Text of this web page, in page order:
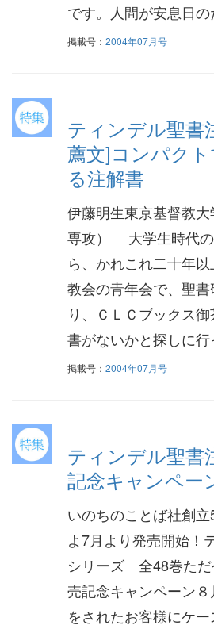
です。人間が安息日
掲載号： 2004年07月号
ティンデル聖書
薦文]コンパク
る注解書
伊藤明生東京基督教
専攻） 大学生時代の
ら、かれこれ二十年以
教会の青年会で、聖
り、ＣＬＣブックス
書がないかと探しに
掲載号： 2004年07月号
ティンデル聖書
記念キャンペー
いのちのことば社創
よ7月より発売開始！
シリーズ 全48巻ただ
売記念キャンペーン
をされたお客様にケ